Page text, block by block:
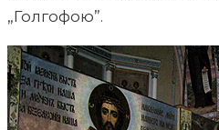
„Голгофою”.